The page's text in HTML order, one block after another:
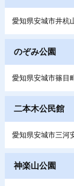
愛知県安城市井杭
のぞみ公園
愛知県安城市篠目
二本木公民館
愛知県安城市三河
神楽山公園